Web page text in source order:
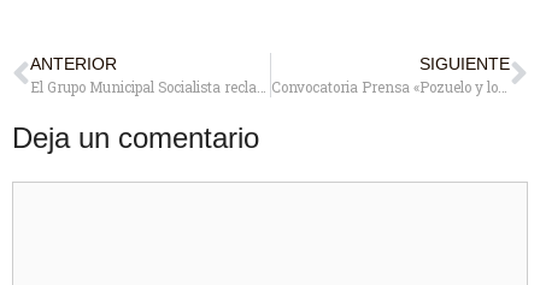
ANTERIOR
SIGUIENTE
Convocatoria Prensa «Pozuelo y los recortes en el Sistema de Dependencia»
Deja un comentario